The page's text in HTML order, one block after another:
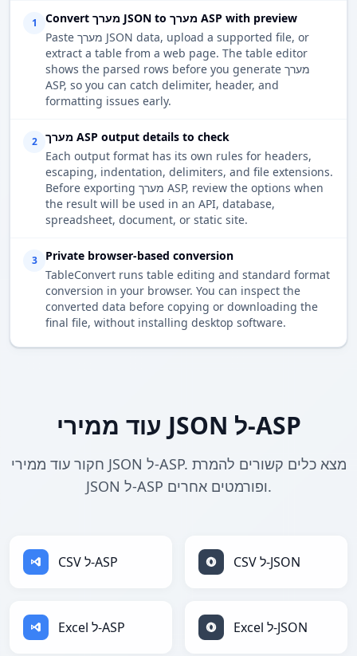
1
Convert מערך JSON to מערך ASP with preview
Paste מערך JSON data, upload a supported file, or
extract a table from a web page. The table editor
shows the parsed rows before you generate מערך
ASP, so you can catch delimiter, header, and
formatting issues early.
2
מערך ASP output details to check
Each output format has its own rules for headers,
escaping, indentation, delimiters, and file extensions.
Before exporting מערך ASP, review the options when
the result will be used in an API, database,
spreadsheet, document, or static site.
3
Private browser-based conversion
TableConvert runs table editing and standard format
conversion in your browser. You can inspect the
converted data before copying or downloading the
final file, without installing desktop software.
עוד ממירי JSON ל-ASP
חקור עוד ממירי JSON ל-ASP. מצא כלים קשורים להמרת
JSON ל-ASP ופורמטים אחרים.
CSV ל-ASP CSV ל-JSON
Excel ל-ASP Excel ל-JSON